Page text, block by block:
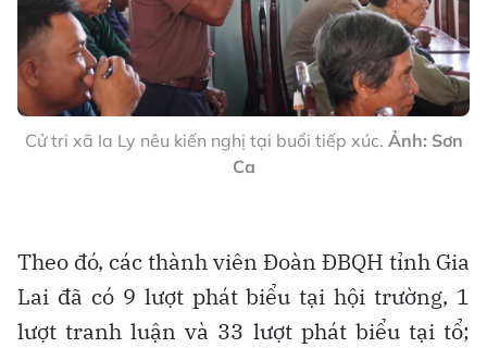
Cử tri xã Ia Ly nêu kiến nghị tại buổi tiếp xúc. Ảnh: Sơn
Ca
Theo đó, các thành viên Đoàn ĐBQH tỉnh Gia
Lai đã có 9 lượt phát biểu tại hội trường, 1
lượt tranh luận và 33 lượt phát biểu tại tổ;